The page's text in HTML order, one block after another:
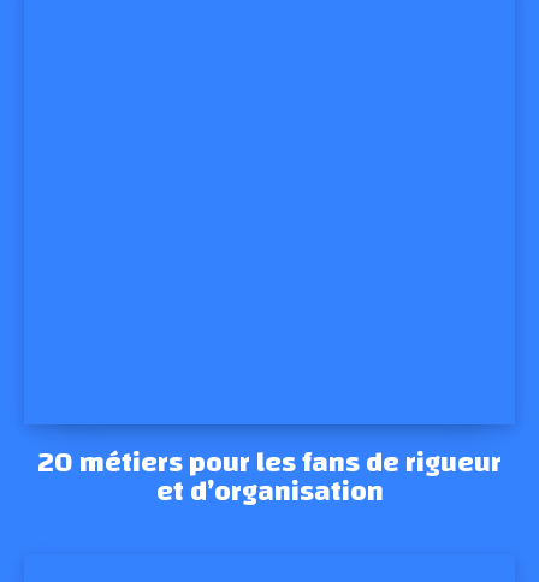
20 métiers pour les fans de rigueur
et d’organisation